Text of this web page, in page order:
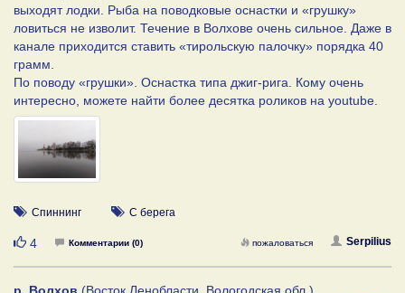
выходят лодки. Рыба на поводковые оснастки и «грушку»
ловиться не изволит. Течение в Волхове очень сильное. Даже в
канале приходится ставить «тирольскую палочку» порядка 40
грамм.
По поводу «грушки». Оснастка типа джиг-рига. Кому очень
интересно, можете найти более десятка роликов на youtube.
Спиннинг С берега
Нравится
4 Комментарии (0) Serpilius
пожаловаться